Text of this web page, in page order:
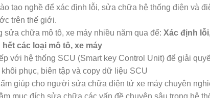
tạo nghề để xác định lỗi, sửa chữa hệ thống điện và
trên thế giới.
chữa mô tô, xe máy nhiều năm qua để: Xác định
các loại mô tô, xe máy
với hệ thống SCU (Smart key Control Unit) để giải
phục, biên tập và copy dữ liệu SCU
giúp cho người sửa chữa điện tử xe máy chuyên